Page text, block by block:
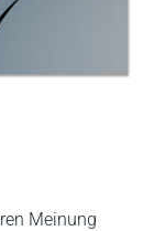
Meinung